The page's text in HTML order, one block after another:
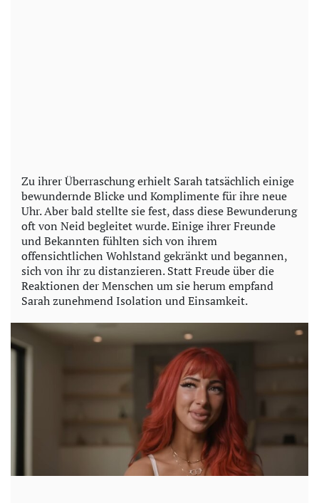
Zu ihrer Überraschung erhielt Sarah tatsächlich einige
bewundernde Blicke und Komplimente für ihre neue
Uhr. Aber bald stellte sie fest, dass diese Bewunderung
oft von Neid begleitet wurde. Einige ihrer Freunde
und Bekannten fühlten sich von ihrem
offensichtlichen Wohlstand gekränkt und begannen,
sich von ihr zu distanzieren. Statt Freude über die
Reaktionen der Menschen um sie herum empfand
Sarah zunehmend Isolation und Einsamkeit.